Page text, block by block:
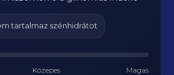
tartalmaz szénhidrátot
Közepes Magas